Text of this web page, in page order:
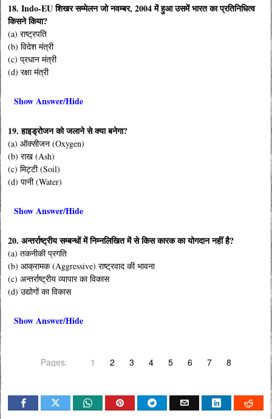
18. Indo-EU शिखर सम्मेलन जो नवम्बर, 2004 में हुआ उसमें भारत का प्रतिनिधित्व
किसने किया?
(a) राष्ट्रपति
(b) विदेश मंत्री
(c) प्रधान मंत्री
(d) रक्षा मंत्री
Show Answer/Hide
19. हाइड्रोजन को जलाने से क्या बनेगा?
(a) ऑक्सीजन (Oxygen)
(b) राख (Ash)
(c) मिट्टी (Soil)
(d) पानी (Water)
Show Answer/Hide
20. अन्तर्राष्ट्रीय सम्बन्धों में निम्नलिखित में से किस कारक का योगदान नहीं है?
(a) तकनीकी प्रगति
(b) आक्रामक (Aggressive) राष्ट्रवाद की भावना
(c) अन्तर्राष्ट्रीय व्यापार का विकास
(d) उद्योगों का विकास
Show Answer/Hide
Pages: 1 2 3 4 5 6 7 8